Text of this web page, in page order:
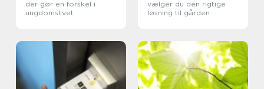
der gør en forskel i
ungdomslivet
vælger du den rigtige
løsning til gården